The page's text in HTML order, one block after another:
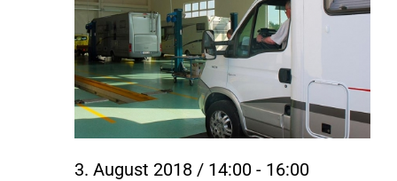
3. August 2018 / 14:00 - 16:00